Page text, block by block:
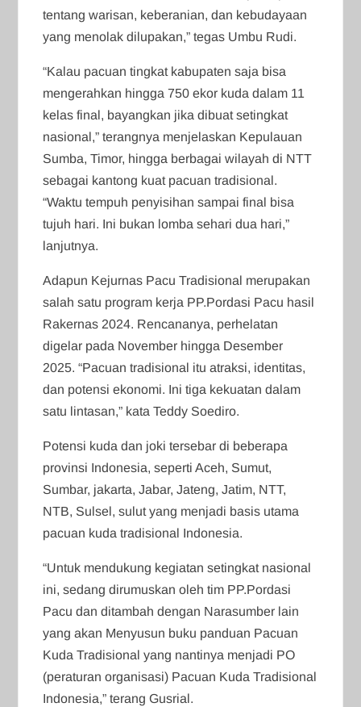
tentang warisan, keberanian, dan kebudayaan
yang menolak dilupakan,” tegas Umbu Rudi.
“Kalau pacuan tingkat kabupaten saja bisa
mengerahkan hingga 750 ekor kuda dalam 11
kelas final, bayangkan jika dibuat setingkat
nasional,” terangnya menjelaskan Kepulauan
Sumba, Timor, hingga berbagai wilayah di NTT
sebagai kantong kuat pacuan tradisional.
“Waktu tempuh penyisihan sampai final bisa
tujuh hari. Ini bukan lomba sehari dua hari,”
lanjutnya.
Adapun Kejurnas Pacu Tradisional merupakan
salah satu program kerja PP.Pordasi Pacu hasil
Rakernas 2024. Rencananya, perhelatan
digelar pada November hingga Desember
2025. “Pacuan tradisional itu atraksi, identitas,
dan potensi ekonomi. Ini tiga kekuatan dalam
satu lintasan,” kata Teddy Soediro.
Potensi kuda dan joki tersebar di beberapa
provinsi Indonesia, seperti Aceh, Sumut,
Sumbar, jakarta, Jabar, Jateng, Jatim, NTT,
NTB, Sulsel, sulut yang menjadi basis utama
pacuan kuda tradisional Indonesia.
“Untuk mendukung kegiatan setingkat nasional
ini, sedang dirumuskan oleh tim PP.Pordasi
Pacu dan ditambah dengan Narasumber lain
yang akan Menyusun buku panduan Pacuan
Kuda Tradisional yang nantinya menjadi PO
(peraturan organisasi) Pacuan Kuda Tradisional
Indonesia,” terang Gusrial.